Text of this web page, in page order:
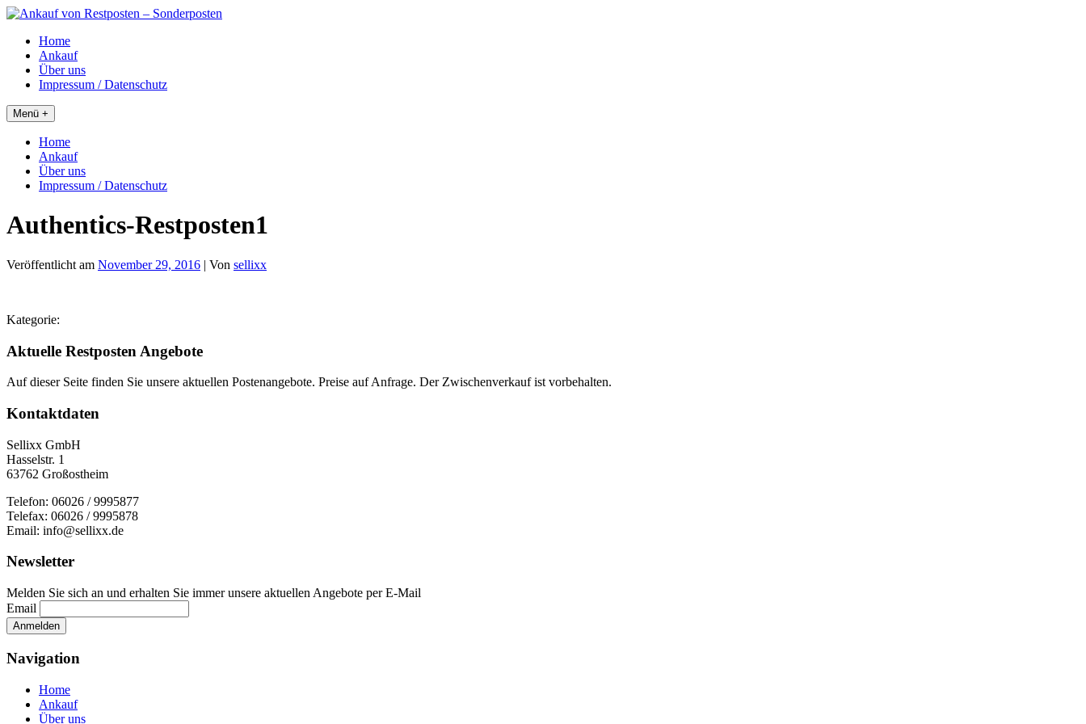
Skip
contentHome
Ankauf
Über uns
Impressum / Datenschutz
Menü +
Home
Ankauf
Über uns
Impressum / Datenschutz
Authentics-Restposten1
Veröffentlicht am November 29, 2016 | Von sellixx
Kategorie:
Aktuelle Restposten Angebote
Auf dieser Seite finden Sie unsere aktuellen Postenangebote. Preise auf Anfrage. Der Zwischenverkauf ist vorbehalten.
Kontaktdaten
Sellixx GmbH
Hasselstr. 1
63762 Großostheim
Telefon: 06026 / 9995877
Telefax: 06026 / 9995878
Email: info@sellixx.de
Newsletter
Melden Sie sich an und erhalten Sie immer unsere aktuellen Angebote per E-Mail
Email
Navigation
Home
Ankauf
Über uns